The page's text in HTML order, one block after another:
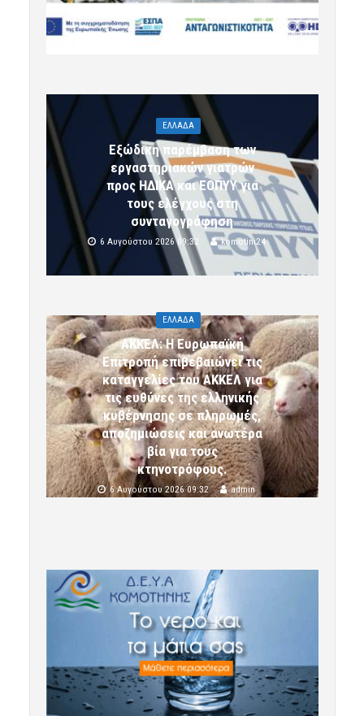
ΕΛΛΑΔΑ
Εξώδικη παρέμβαση των
εργαστηριακών γιατρών
προς ΗΔΙΚΑ και ΕΟΠΥΥ για
τους ελέγχους στη
συνταγογράφηση
6 Αυγούστου 2026 09:32 komotini24
ΕΛΛΑΔΑ
ΑΚΚΕΛ: Η Ευρωπαϊκή
Επιτροπή επιβεβαιώνει τις
καταγγελίες του ΑΚΚΕΛ για
τις ευθύνες της ελληνικής
κυβέρνησης σε πληρωμές,
αποζημιώσεις και ανωτέρα
βία για τους
κτηνοτρόφους.
6 Αυγούστου 2026 09:32 admin